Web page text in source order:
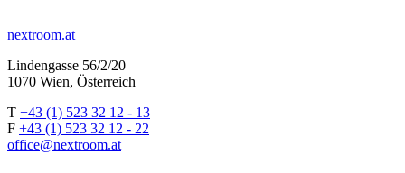
nextroom.at
Lindengasse 56/2/20
1070 Wien, Österreich
T +43 (1) 523 32 12 - 13
F +43 (1) 523 32 12 - 22
office@nextroom.at